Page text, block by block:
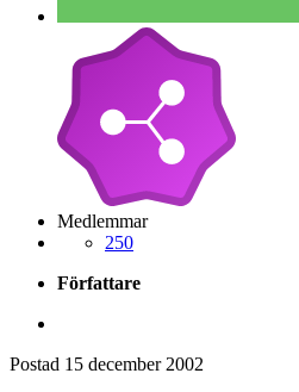
Medlemmar
250
Författare
Postad 15 december 2002